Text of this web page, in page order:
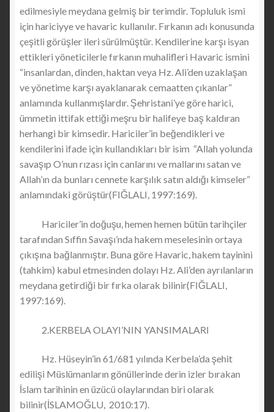
edilmesiyle meydana gelmiş bir terimdir. Topluluk ismi
için hariciyye ve havaric kullanılır. Fırkanın adı konusunda
çeşitli görüşler ileri sürülmüştür. Kendilerine karşı isyan
ettikleri yöneticilerle fırkanın muhalifleri Havaric ismini
“insanlardan, dinden, haktan veya Hz. Ali’den uzaklaşan
ve yönetime karşı ayaklanarak cemaatten çıkanlar”
anlamında kullanmışlardır. Şehristani’ye göre harici,
ümmetin ittifak ettiği meşru bir halifeye baş kaldıran
herhangi bir kimsedir. Hariciler’in beğendikleri ve
kendilerini ifade için kullandıkları bir isim “Allah yolunda
savaşıp O’nun rızası için canlarını ve mallarını satan ve
Allah’ın da bunları cennete karşılık satın aldığı kimseler”
anlamındaki görüştür(FIĞLALI, 1997:169).
Hariciler’in doğuşu, hemen hemen bütün tarihçiler
tarafından Sıffin Savaşı’nda hakem meselesinin ortaya
çıkışına bağlanmıştır. Buna göre Havaric, hakem tayinini
(tahkim) kabul etmesinden dolayı Hz. Ali’den ayrılanların
meydana getirdiği bir fırka olarak bilinir(FIĞLALI,
1997:169).
2.KERBELA OLAYI’NIN YANSIMALARI
Hz. Hüseyin’in 61/681 yılında Kerbela’da şehit
edilişi Müslümanların gönüllerinde derin izler bırakan
İslam tarihinin en üzücü olaylarından biri olarak
bilinir(İSLAMOĞLU, 2010:17).